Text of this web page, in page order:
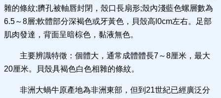
雜的條紋;臍孔被軸唇封閉，殼口長扇形;殼內淺藍色螺層數為
6.5～8層;軟體部分深褐色或牙黃色，貝殼高l0cm左右。足部
肌肉發達，背面呈暗棕色，黏液無色。
主要辨識特徵：個體大，通常成體體長7～8厘米，最大
20厘米。貝殼具褐色白色相雜的條紋。
非洲大蝸牛原產地為非洲東部，但到21世紀已經廣泛分